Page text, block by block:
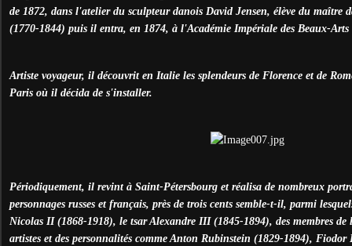
de 1872, dans l'atelier du sculpteur danois David Jensen, élève du maître
(1770-1844) puis il entra, en 1874, à l'Académie Impériale des Beaux-Arts
Artiste voyageur, il découvrit en Italie les splendeurs de Florence et de
Paris où il décida de s'installer.
Périodiquement, il revint à Saint-Pétersbourg et réalisa de nombreux
personnages russes et français, près de trois cents semble-t-il, parmi
Nicolas II (1868-1918), le tsar Alexandre III (1845-1894), des membres
artistes et des personnalités comme Anton Rubinstein (1829-1894), Fiodor